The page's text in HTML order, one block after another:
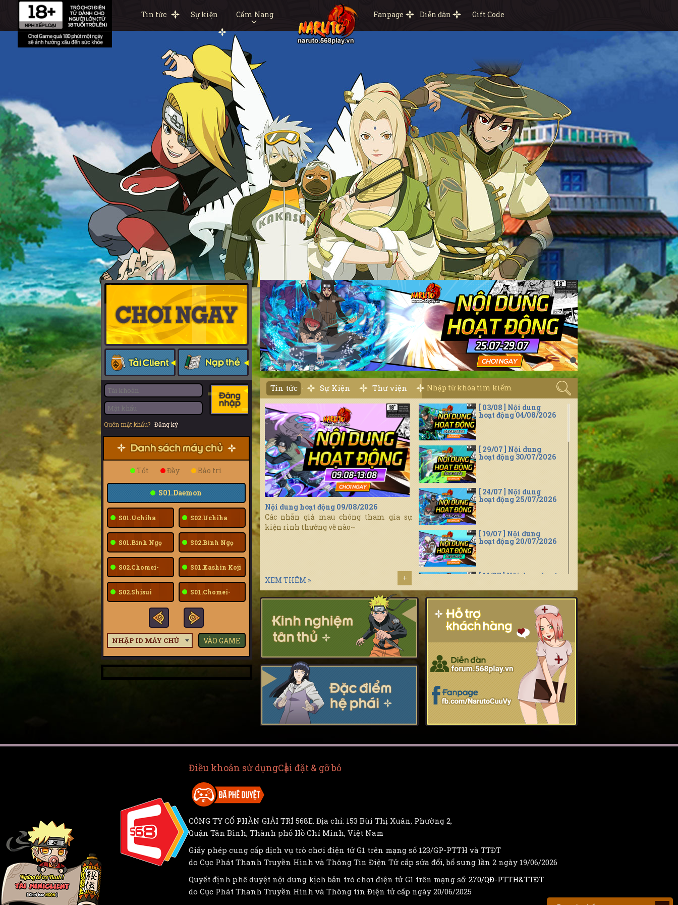
Tin tức Sự kiện Cẩm Nang Fanpage Diễn đàn Gift Code
Quên mật khẩu? Đăng ký
Tốt Đầy Bảo trì
S01.Daemon
S02.Uchiha
Sarada
S01.Uchiha
Sarada
S02.Bính Ngọ
S01.Bính Ngọ
S01.Kashin Koji
S02.Chomei-
Fuu
S01.Chomei-
Fuu
S02.Shisui
NHẬP ID MÁY CHỦ VÀO GAME
Tin tức Sự Kiện Thư viện
Nội dung hoạt động 09/08/2026
Các nhẫn giả mau chóng tham gia sự
kiện rinh thưởng về nào~
XEM THÊM » +
[ 03/08 ] Nội dung
hoạt động 04/08/2026
[ 29/07 ] Nội dung
hoạt động 30/07/2026
[ 24/07 ] Nội dung
hoạt động 25/07/2026
[ 19/07 ] Nội dung
hoạt động 20/07/2026
[ 14/07 ] Nội dung hoạt
[ 14/07 ] 10h -
15.07.2026 : Khai mở
máy chủ S01.Daemon
[ 09/07 ] Nội dung
hoạt động 10/07/2026
[ 04/07 ] Nội dung
hoạt động 05/07/2026
[ 29/06 ] Nội dung
[ 14/06 ] Nội dung hoạt
động 15/06/2026
Điều khoản sử dụngCài đặt & gỡ bỏ
CÔNG TY CỔ PHẦN GIẢI TRÍ 568E. Địa chỉ: 153 Bùi Thị Xuân, Phường 2,
Quận Tân Bình, Thành phố Hồ Chí Minh, Việt Nam
Giấy phép cung cấp dịch vụ trò chơi điện tử G1 trên mạng số 123/GP-PTTH và TTĐT
do Cục Phát Thanh Truyền Hình và Thông Tin Điện Tử cấp sửa đổi, bổ sung lần 2 ngày 19/06/2026
Quyết định phê duyệt nội dung kịch bản trò chơi điện tử G1 trên mạng số: 270/QĐ-PTTH&TTĐT
do Cục Phát Thanh Truyền Hình và Thông tin Điện tử cấp ngày 20/06/2025
Chọn server để nhận code
Vui lòng chọn